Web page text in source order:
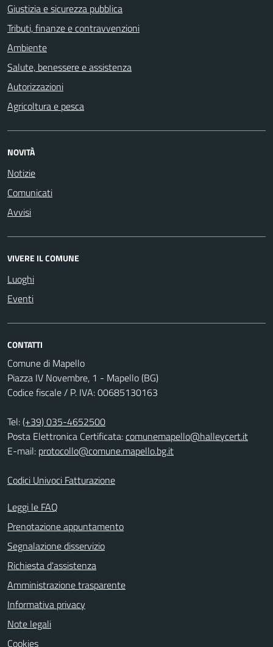
Giustizia e sicurezza pubblica
Tributi, finanze e contravvenzioni
Ambiente
Salute, benessere e assistenza
Autorizzazioni
Agricoltura e pesca
NOVITÀ
Notizie
Comunicati
Avvisi
VIVERE IL COMUNE
Luoghi
Eventi
CONTATTI
Comune di Mapello
Piazza IV Novembre, 1 - Mapello (BG)
Codice fiscale / P. IVA: 00685130163
Tel:(+39) 035-4652500
Posta Elettronica Certificata:comunemapello@halleycert.it
E-mail: protocollo@comune.mapello.bg.it
Codici Univoci Fatturazione
Leggi le FAQ
Prenotazione appuntamento
Segnalazione disservizio
Richiesta d'assistenza
Amministrazione trasparente
Informativa privacy
Note legali
Cookies